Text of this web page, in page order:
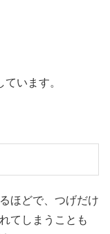
います。
ほどで、つげだけ
てしまうことも